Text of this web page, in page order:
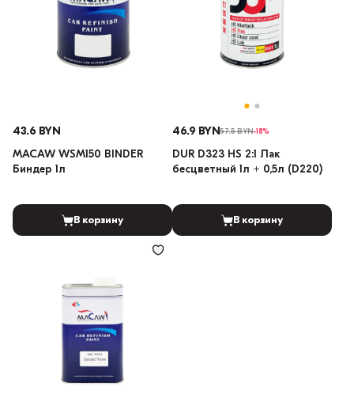
43.6 BYN
MACAW WSM150 BINDER
Биндер 1л
В корзину
46.9 BYN57.5 BYN-18%
DUR D323 HS 2:1 Лак
бесцветный 1л + 0,5л (D220)
В корзину